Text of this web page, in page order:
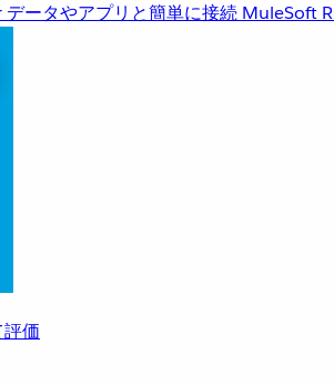
データやアプリと簡単に接続 MuleSoft
価